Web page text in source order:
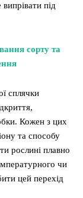
під
сорту та
сплячки
Кожен з цих
та способу
рослині плавно
чи
цей перехід